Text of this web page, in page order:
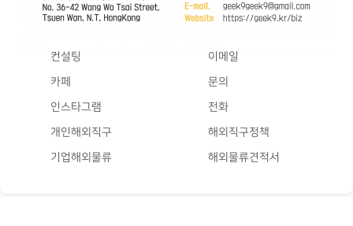
컨설팅
카페
인스타그램
개인해외직구
기업해외물류
이메일
문의
전화
해외직구정책
해외물류견적서